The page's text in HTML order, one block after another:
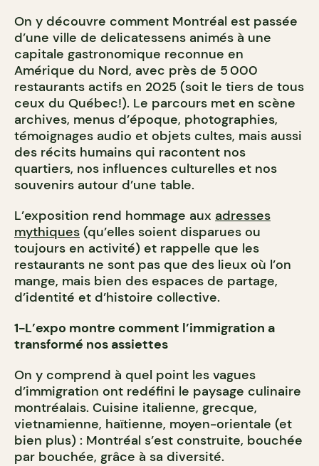
On y découvre comment Montréal est passée
d’une ville de delicatessens animés à une
capitale gastronomique reconnue en
Amérique du Nord, avec près de 5 000
restaurants actifs en 2025 (soit le tiers de tous
ceux du Québec!). Le parcours met en scène
archives, menus d’époque, photographies,
témoignages audio et objets cultes, mais aussi
des récits humains qui racontent nos
quartiers, nos influences culturelles et nos
souvenirs autour d’une table.
L’exposition rend hommage aux adresses
mythiques (qu’elles soient disparues ou
toujours en activité) et rappelle que les
restaurants ne sont pas que des lieux où l’on
mange, mais bien des espaces de partage,
d’identité et d’histoire collective.
1-L’expo montre comment l’immigration a
transformé nos assiettes
On y comprend à quel point les vagues
d’immigration ont redéfini le paysage culinaire
montréalais. Cuisine italienne, grecque,
vietnamienne, haïtienne, moyen-orientale (et
bien plus) : Montréal s’est construite, bouchée
par bouchée, grâce à sa diversité.